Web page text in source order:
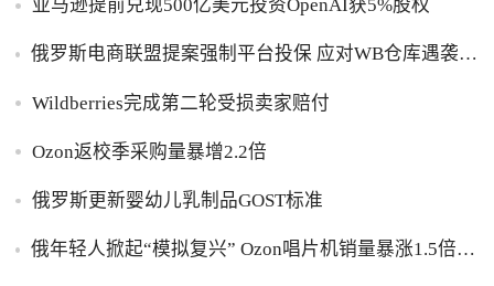
亚马逊提前兑现500亿美元投资OpenAI获5%股权
俄罗斯电商联盟提案强制平台投保 应对WB仓库遇袭卖
Wildberries完成第二轮受损卖家赔付
Ozon返校季采购量暴增2.2倍
俄罗斯更新婴幼儿乳制品GOST标准
俄年轻人掀起“模拟复兴” Ozon唱片机销量暴涨1.5倍黑